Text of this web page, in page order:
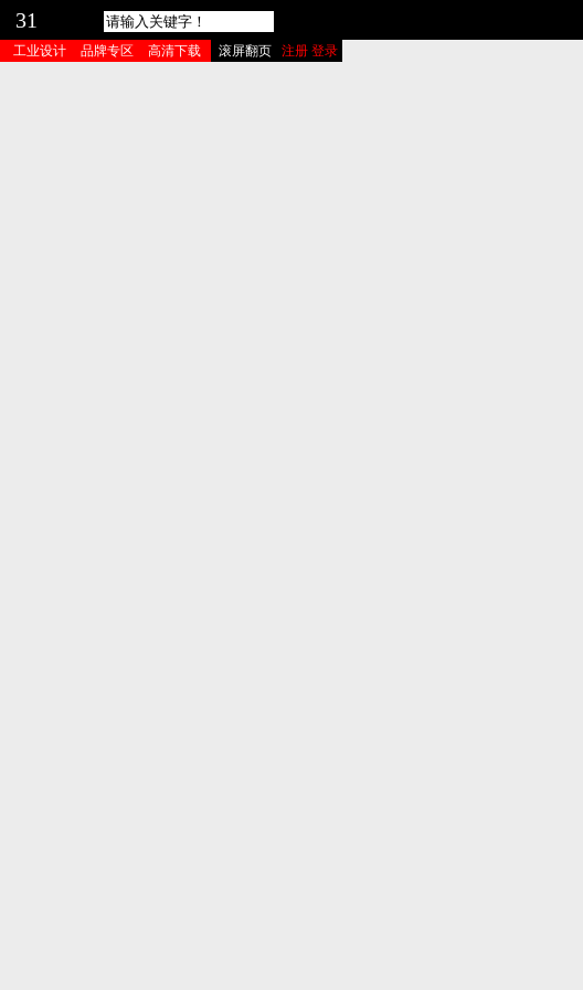
31
工业设计 品牌专区 高清下载 注册 登录
滚屏翻页